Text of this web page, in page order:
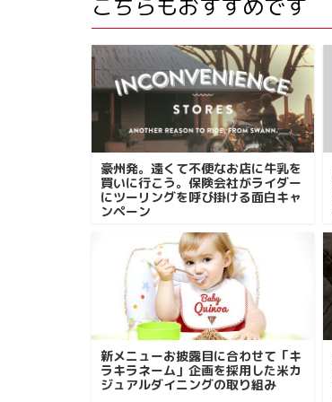
こちらもおすすめです
豪州発。遠くて不便なお店に牛乳を
買いに行こう。保険会社がライダー
にツーリングを呼び掛ける面白キャ
ンペーン
新メニューお披露目に合わせて「キ
ラキラネーム」企画を採用した米カ
ジュアルダイニングの取り組み